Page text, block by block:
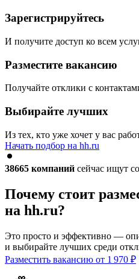
Зарегистрируйтесь
И получите доступ ко всем
Разместите вакансию
Получайте отклики с
Выбирайте лучших
Из тех, кто уже хочет у вас
Начать подбор на hh.ru
38665 компаний сейчас ищут
Почему стоит
на hh.ru?
Это просто и эффективно —
и выбирайте лучших среди
Разместить вакансию от 1 970 ₽